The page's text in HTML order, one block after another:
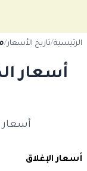
الرئيسية/تاريخ الأسعار/
أسعار
أسعار الإغلاق